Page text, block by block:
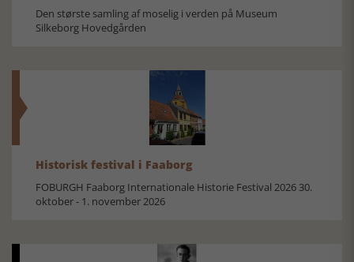
Den største samling af moselig i verden på Museum
Silkeborg Hovedgården
Historisk festival i Faaborg
FOBURGH Faaborg Internationale Historie Festival 2026 30.
oktober - 1. november 2026